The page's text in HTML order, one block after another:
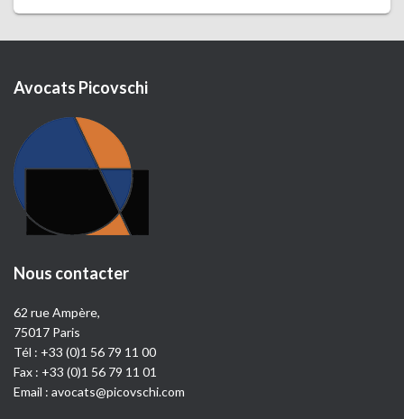
Avocats Picovschi
Nous contacter
62 rue Ampère,
75017 Paris
Tél : +33 (0)1 56 79 11 00
Fax : +33 (0)1 56 79 11 01
Email : avocats@picovschi.com